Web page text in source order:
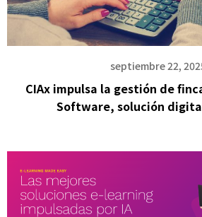
septiembre 22,
CIAx impulsa la gestión de
Software, solución